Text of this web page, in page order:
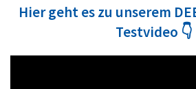
Hier geht es zu unserem
Testvideo 👇